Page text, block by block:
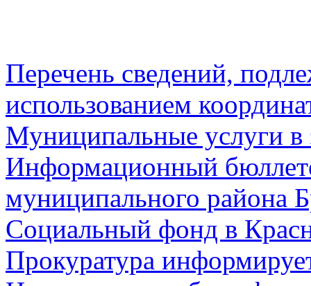
Перечень сведений,
использованием
Муниципальные услуги в
Информационный
муниципального района
Социальный фонд в
Прокуратура